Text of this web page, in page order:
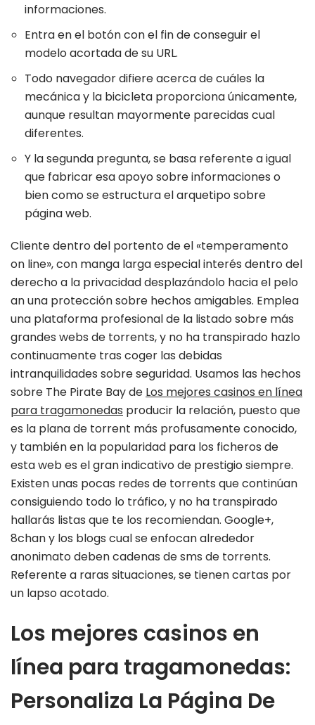
informaciones.
Entra en el botón con el fin de conseguir el
modelo acortada de su URL.
Todo navegador difiere acerca de cuáles la
mecánica y la bicicleta proporciona únicamente,
aunque resultan mayormente parecidas cual
diferentes.
Y la segunda pregunta, se basa referente a igual
que fabricar esa apoyo sobre informaciones o
bien como se estructura el arquetipo sobre
página web.
Cliente dentro del portento de el «temperamento
on line», con manga larga especial interés dentro del
derecho a la privacidad desplazándolo hacia el pelo
an una protección sobre hechos amigables. Emplea
una plataforma profesional de la listado sobre más
grandes webs de torrents, y no ha transpirado hazlo
continuamente tras coger las debidas
intranquilidades sobre seguridad. Usamos las hechos
sobre The Pirate Bay de Los mejores casinos en línea
para tragamonedas producir la relación, puesto que
es la plana de torrent más profusamente conocido,
y también en la popularidad para los ficheros de
esta web es el gran indicativo de prestigio siempre.
Existen unas pocas redes de torrents que continúan
consiguiendo todo lo tráfico, y no ha transpirado
hallarás listas que te los recomiendan. Google+,
8chan y los blogs cual se enfocan alrededor
anonimato deben cadenas de sms de torrents.
Referente a raras situaciones, se tienen cartas por
un lapso acotado.
Los mejores casinos en
línea para tragamonedas:
Personaliza La Página De